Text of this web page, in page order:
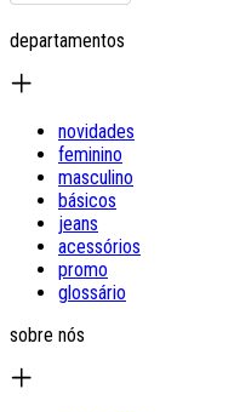
departamentos
novidades
feminino
masculino
básicos
jeans
acessórios
promo
glossário
sobre nós